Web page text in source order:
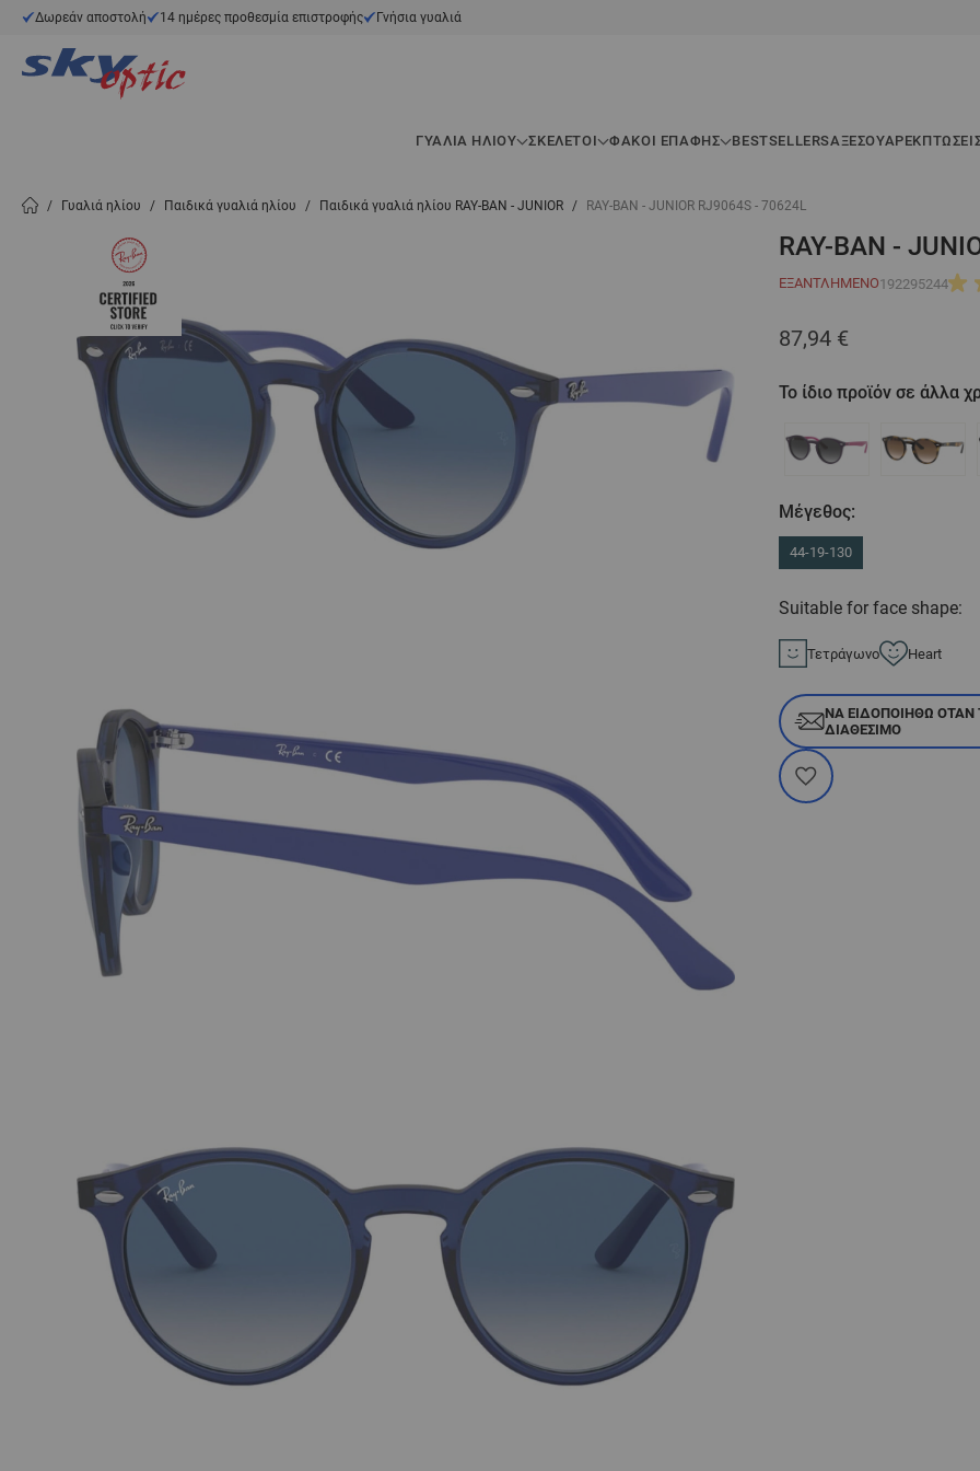
Μετάβαση στο περιεχόμενο
Δωρεάν αποστολή 14 ημέρες προθεσμία επιστροφής Γνήσια γυαλιά
ΓΥΑΛΙΆ ΗΛΊΟΥ ΣΚΕΛΕΤΟΊ ΦΑΚΟΙ ΕΠΑΦΗΣ BESTSELLERSΑΞΕΣΟΥΆΡ
/ Γυαλιά ηλίου / Παιδικά γυαλιά ηλίου / Παιδικά γυαλιά ηλίου RAY-BAN - JUNIOR / RAY-BAN - JUNIOR RJ9064S - 70624L
RAY-BAN -
ΕΞΑΝΤΛΗΜΈΝΟ192295244
87,94 €
Το ίδιο προϊόν σε άλλα
Μέγεθος:
44-19-130
Suitable for face shape:
Τετράγωνο Heart
ΝΑ ΕΙΔΟΠΟΙΗΘΏ ΌΤΑΝ
ΔΙΑΘΈΣΙΜΟ